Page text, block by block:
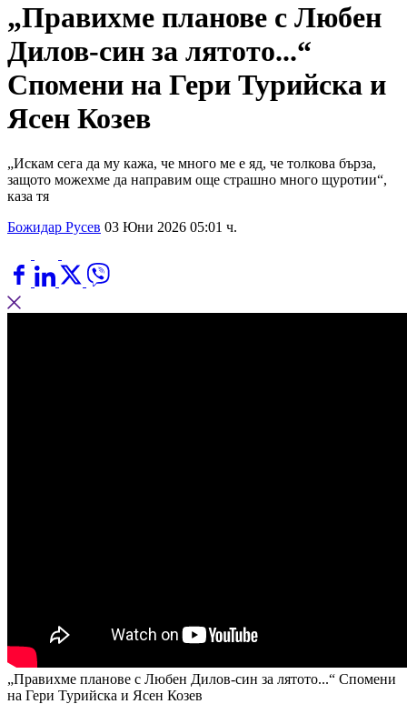
„Правихме планове с Любен
Дилов-син за лятото...“
Спомени на Гери Турийска и
Ясен Козев
„Искам сега да му кажа, че много ме е яд, че толкова бърза,
защото можехме да направим още страшно много щуротии“,
каза тя
Божидар Русев 03 Юни 2026 05:01 ч.
„Правихме планове с Любен Дилов-син за лятото...“ Спомени
на Гери Турийска и Ясен Козев